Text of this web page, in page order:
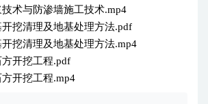
术与防渗墙施工技术.mp4
挖清理及地基处理方法.pdf
挖清理及地基处理方法.mp4
开挖工程.pdf
开挖工程.mp4